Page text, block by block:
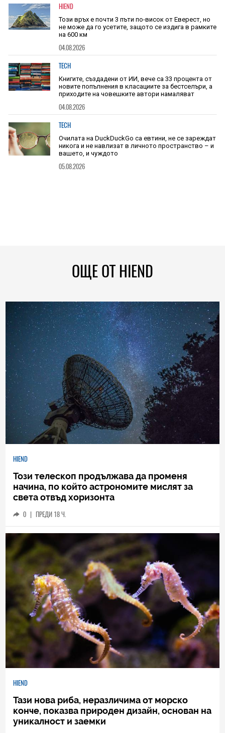
HIEND
Този връх е почти 3 пъти по-висок от Еверест, но
не може да го усетите, защото се издига в рамките
на 600 км
04.08.2026
TECH
Книгите, създадени от ИИ, вече са 33 процента от
новите попълнения в класациите за бестселъри, а
приходите на човешките автори намаляват
04.08.2026
TECH
Очилата на DuckDuckGo са евтини, не се зареждат
никога и не навлизат в личното пространство – и
вашето, и чуждото
05.08.2026
ОЩЕ ОТ HIEND
HIEND
Този телескоп продължава да променя
начина, по който астрономите мислят за
света отвъд хоризонта
0 ПРЕДИ 18 Ч.
HIEND
Тази нова риба, неразличима от морско
конче, показва природен дизайн, основан на
уникалност и заемки